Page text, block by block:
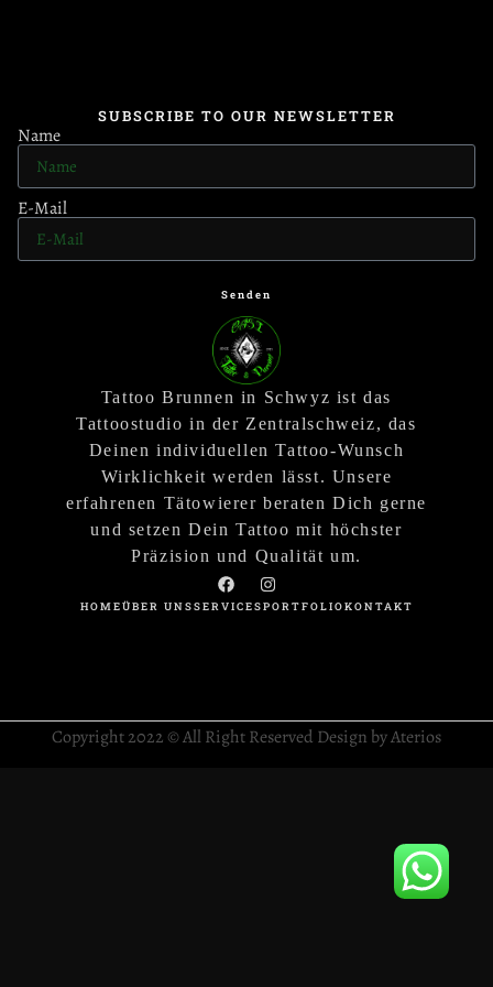
SUBSCRIBE TO OUR NEWSLETTER
Name
E-Mail
Senden
Tattoo Brunnen in Schwyz ist das
Tattoostudio in der Zentralschweiz, das
Deinen individuellen Tattoo-Wunsch
Wirklichkeit werden lässt. Unsere
erfahrenen Tätowierer beraten Dich gerne
und setzen Dein Tattoo mit höchster
Präzision und Qualität um.
HOMEÜBER UNSSERVICESPORTFOLIOKONTAKT
Copyright 2022 © All Right Reserved Design by Aterios